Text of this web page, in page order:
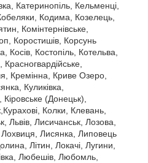
Катеринопіль, Кельменці,
Кобеляки, Кодима, Козелець,
Комінтернівське,
Коростишів, Корсунь
Косів, Костопіль, Котельва,
Кремінна, Криве Озеро,
Куликівка,
Кіровське (Донецьк),
Колки, Клевань,
Львів, Лисичанськ, Лозова,
Лисянка, Липовець
Літин, Локачі, Лугини,
Любешів, Любомль,